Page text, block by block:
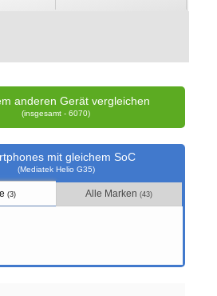
anderen Gerät vergleichen
(insgesamt - 6070)
mit gleichem SoC
(Mediatek Helio G35)
(3) Alle Marken(43)